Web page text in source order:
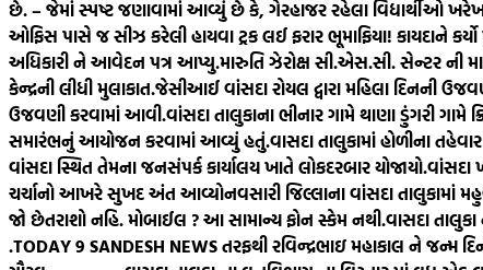
છે. – જેમાં સ્પષ્ટ જણાવામાં આવ્યું છે કે, ગેરહાજર રહેલા વિદ્યાર્થીઓ
ઓફિસ પાસે જ સીઝ કરેલી હાયવા ટ્રક લઈ ફરાર ભૂમાફિયા! કાયદાને
અધિકારી ને આવેદન પત્ર આપ્યુ.મારુતિ ઝેરોક્ષ સી.એસ.સી. સેન્ટર ની
કેન્દ્રની લીધી મુલાકાત.જેસીઆઈ વાંસદા રોયલ દ્વારા મહિલા દિનની
ઉજવણી કરવામાં આવી.વાંસદા તાલુકાના ભીનાર ગામે થાણા ડુંગરી
સમારંભનું આયોજન કરવામાં આવ્યું હતું.વાસદા તાલુકામાં હોળીના
વાંસદા સ્થિત તેમના જનસંપર્ક કાર્યાલય ખાતે લોકદરબાર યોજાયો.વાંસદા
ચર્ચાનો આખરે સુખદ અંત આવ્યોનવસારી જિલ્લાના વાંસદા તાલુકામાં
જો છેતરાશો નહિ. મોબાઈલ ? આ સામાન્ય ફોન સ્કેમ નથી.વાસદા
.TODAY 9 SANDESH NEWS તરફથી રવિન્દ્રભાઇ મહાકાલ ને જન્મ